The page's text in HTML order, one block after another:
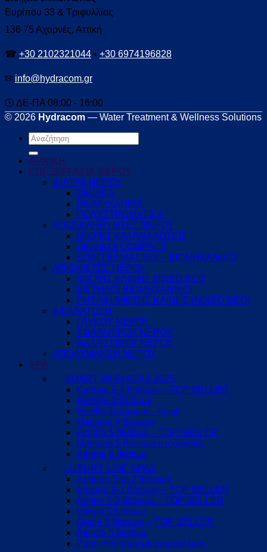
Ευρίπου 33 & Τριφυλλίας
136 75 Αχαρνές, Αττική
☎ +30 2102321044 • +30 6974196828
✉ info@hydracom.gr
🕒 ΔΕ-ΠΑ 08:00 - 16:00
© 2026 Hydracom — Water Treatment & Wellness Solutions
Αναζήτηση
για:
ΑΡΧΙΚΗ
ΕΠΕΞΕΡΓΑΣΙΑ ΝΕΡΟΥ
ΦΙΛΤΡΑ ΝΕΡΟΥ
ΟΙΚΙΑΚΑ
ΒΙΟΜΗΧΑΝΙΚΑ
ΠΟΛΥΣΤΡΩΜΑΤΙΚΑ
ΑΠΟΣΚΛΗΡΥΝΤΕΣ ΝΕΡΟΥ
ΜΙΚΡΕΣ ΚΑΤΑΝΑΛΩΣΕΙΣ
ΟΙΚΙΑΚΟΙ COMPACT
ΕΠΑΓΓΕΛΜΑΤΙΚΟΙ – ΒΙΟΜΗΧΑΝΙΚΟΙ
ΑΠΙΟΝΙΣΤΕΣ ΝΕΡΟΥ
ΜΙΚΤΗΣ ΚΛΙΝΗΣ MIXED BED
ΔΙΣΤΗΛΟΙ ΒΙΟΜΗΧΑΝΙΚΟΙ
ΡΗΤΙΝΗ ΜΙΚΤΗΣ ΚΛΙΝΗΣ (MIXED BED)
ΑΦΑΛΑΤΩΣΗ
ΓΛΥΚΟΥ ΝΕΡΟΥ
ΥΦΑΛΜΥΡΟΥ ΝΕΡΟΥ
ΘΑΛΑΣΣΙΝΟΥ ΝΕΡΟΥ
ΑΠΟΛΥΜΑΝΣΗ ΝΕΡΟΥ
SPA
SMART WI-FI SPAS 2025
Kansas 2-3 θέσεων – TOP SELLER
Arizona 3 θέσεων
Seville 3 ατόμων – New!
Madison 4 θέσεων
Florida 5 θέσεων – TOP SELLER
Montana 5 θέσεων στρογγυλό
Athens 6 θέσεων
LUXURY LINE SPAS
Aegean Spa 2 θέσεων
Victoria 2-3 θέσεων – TOP SELLER
Andes 2-3 θέσεων – TOP SELLER
Venus 3 θέσεων
Grace 5 θέσεων – TOP SELLER
Atlanta 5 θέσεων
Paris mini pool με υπερχείλιση